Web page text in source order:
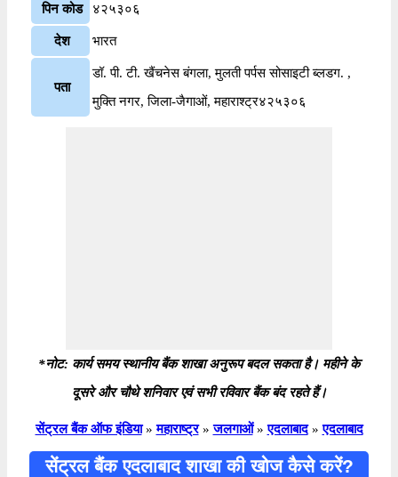
पिन कोड ४२५३०६
देश भारत
पता
डॉ. पी. टी. खैंचनेस बंगला, मुलती पर्पस सोसाइटी ब्लडग. ,
मुक्ति नगर, जिला-जैगाओं, महाराश्ट्र४२५३०६
*नोट: कार्य समय स्थानीय बैंक शाखा अनुरूप बदल सकता है। महीने के
दूसरे और चौथे शनिवार एवं सभी रविवार बैंक बंद रहते हैं।
सेंट्रल बैंक ऑफ इंडिया » महाराष्ट्र » जलगाओं » एदलाबाद » एदलाबाद
सेंट्रल बैंक एदलाबाद शाखा की खोज कैसे करें?